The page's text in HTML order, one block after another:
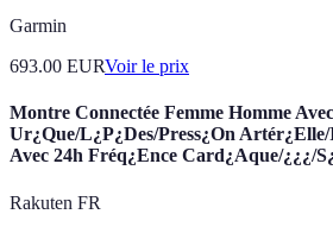
Garmin
693.00 EURVoir le prix
Montre Connectée Femme Homme
Ur¿Que/L¿P¿Des/Press¿On
Avec 24h Fréq¿Ence Card¿Aque/¿¿¿/
Rakuten FR